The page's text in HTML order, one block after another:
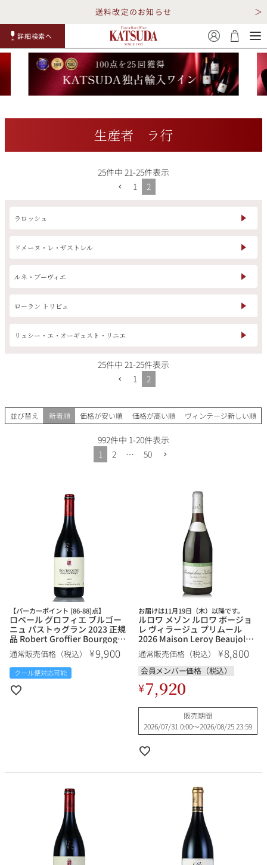
送料改定のお知らせ
詳細検索へ
白ワイ
ン ング ン
RP100
点
詳細検索する
DRC ルロワ
ラフィット ペトリュス
サロン ルイ・ロデレール
オーパス・ワン
スクリーミング・
イーグル
アメリカ カリフォルニア
その他
イタリア
チリ その他国
赤ワイン 白ワイン
スパークリング ロゼワイン
価格帯から探す
10,000円〜39,999円
200,000円〜499,999円
500,000円〜
生産者 ラ行
25件中 21-25件表示
1
2
ラロッシュ
ドメーヌ・レ・ザストレル
ルネ・ブーヴィエ
ローラン トリビュ
リュシー・エ・オーギュスト・リニエ
25件中 21-25件表示
1
2
並び替え 新着順 価格が安い順 価格が高い順 ヴィンテージ新しい順
992件中 1-20件表示
1
2 … 50
【パーカーポイント (86-88)点】
ロベール グロフィエ ブルゴー
ニュ パストゥグラン 2023 正規
品 Robert Groffier Bourgogne
Passetoutgrain フランス ブル
ゴーニュ 赤ワイン 新入荷
通常販売価格（税込） ¥9,900
クール便対応可能
お届けは11月19日（木）以降です。
ルロワ メゾン ルロワ ボージョ
レ ヴィラージュ プリムール
2026 Maison Leroy Beaujolais
Villages Primeur フランス ブル
ゴーニュ 赤ワイン 予約商品
通常販売価格（税込） ¥8,800
会員メンバー価格（税込）
¥7,920
販売期間
2026/07/31 0:00〜2026/08/25 23:59